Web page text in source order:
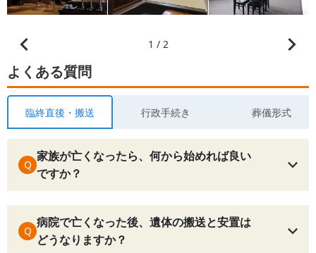
1 / 2
よくある質問
臨終直後・搬送 行政手続き 葬儀形式
Q
家族が亡くなったら、何から始めれば良い
ですか？
Q
病院で亡くなった後、遺体の搬送と安置は
どうなりますか？